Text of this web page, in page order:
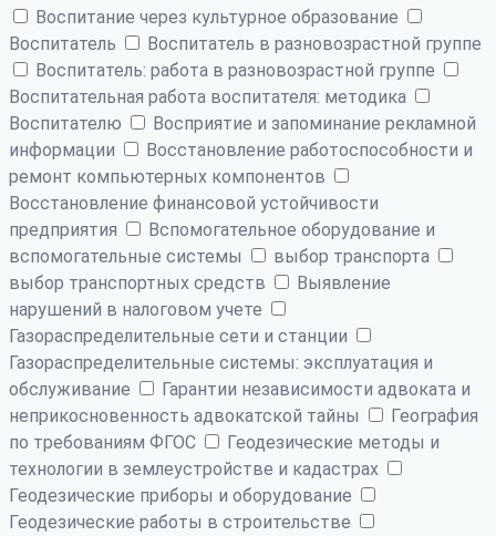
Воспитание через культурное образование
Воспитатель
Воспитатель в разновозрастной группе
Воспитатель: работа в разновозрастной группе
Воспитательная работа воспитателя: методика
Воспитателю
Восприятие и запоминание рекламной
информации
Восстановление работоспособности и
ремонт компьютерных компонентов
Восстановление финансовой устойчивости
предприятия
Вспомогательное оборудование и
вспомогательные системы
выбор транспорта
выбор транспортных средств
Выявление
нарушений в налоговом учете
Газораспределительные сети и станции
Газораспределительные системы: эксплуатация и
обслуживание
Гарантии независимости адвоката и
неприкосновенность адвокатской тайны
География
по требованиям ФГОС
Геодезические методы и
технологии в землеустройстве и кадастрах
Геодезические приборы и оборудование
Геодезические работы в строительстве